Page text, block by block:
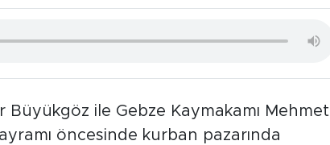
Büyükgöz ile Gebze Kaymakamı Mehmet
öncesinde kurban pazarında